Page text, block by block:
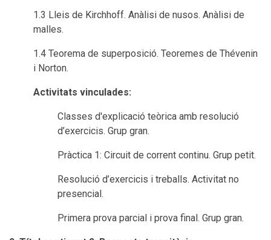
1.3 Lleis de Kirchhoff. Anàlisi de nusos. Anàlisi de
malles.
1.4 Teorema de superposició. Teoremes de Thévenin
i Norton.
Activitats vinculades:
Classes d'explicació teòrica amb resolució
d’exercicis. Grup gran.
Pràctica 1: Circuit de corrent continu. Grup petit.
Resolució d’exercicis i treballs. Activitat no
presencial.
Primera prova parcial i prova final. Grup gran.